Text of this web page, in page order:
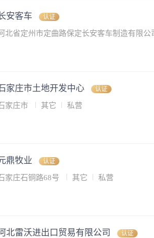
安客车 认证
北省定州市定曲路保定长安客车制造有限
家庄市土地开发中心 认证
家庄市 其它 私营
鼎牧业 认证
家庄石铜路68号 其它 私营
北雷沃进出口贸易有限公司 认证